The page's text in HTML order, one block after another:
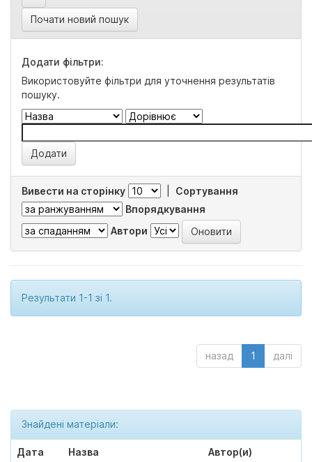
Почати новий пошук
Додати фільтри:
Використовуйте фільтри для уточнення результатів
пошуку.
Вивести на сторінку
Сортування
Впорядкування
Автори
Результати 1-1 зі 1.
назад 1 далі
Знайдені матеріали:
Дата
Назва Автор(и)